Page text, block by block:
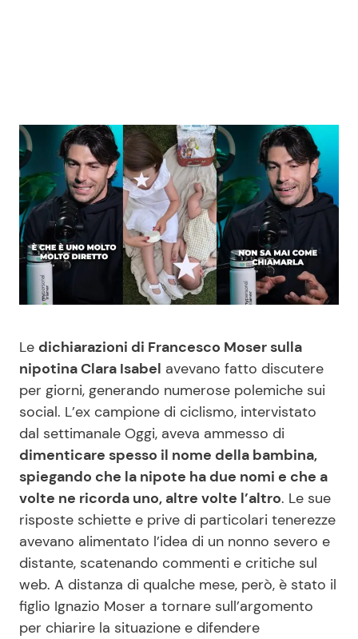
News Spettacolo
Benessere
Casa
Moda e Style
Mondo Mamma
News benessere
Salute
Viaggi e Turismo
Festività
Cucina e Ricette
Consigli di Cucina
Dolci
Le Ricette in TV
Primi Piatti
Ricette Facili e Veloci
Ricette Feste
Ricette per Bambini
Seguici
Le dichiarazioni di Francesco Moser sulla
nipotina Clara Isabel avevano fatto discutere
per giorni, generando numerose polemiche sui
social. L’ex campione di ciclismo, intervistato
dal settimanale Oggi, aveva ammesso di
dimenticare spesso il nome della bambina,
spiegando che la nipote ha due nomi e che a
volte ne ricorda uno, altre volte l’altro. Le sue
risposte schiette e prive di particolari tenerezze
avevano alimentato l’idea di un nonno severo e
distante, scatenando commenti e critiche sul
web. A distanza di qualche mese, però, è stato il
figlio Ignazio Moser a tornare sull’argomento
per chiarire la situazione e difendere